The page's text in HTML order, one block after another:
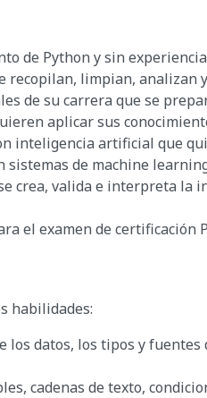
de Python y sin
recopilan, limpian, analizan
de su carrera que se
aplicar sus
inteligencia artificial que
de machine
crea, valida e interpreta
el examen de certificación
habilidades:
datos, los tipos y
cadenas de texto,